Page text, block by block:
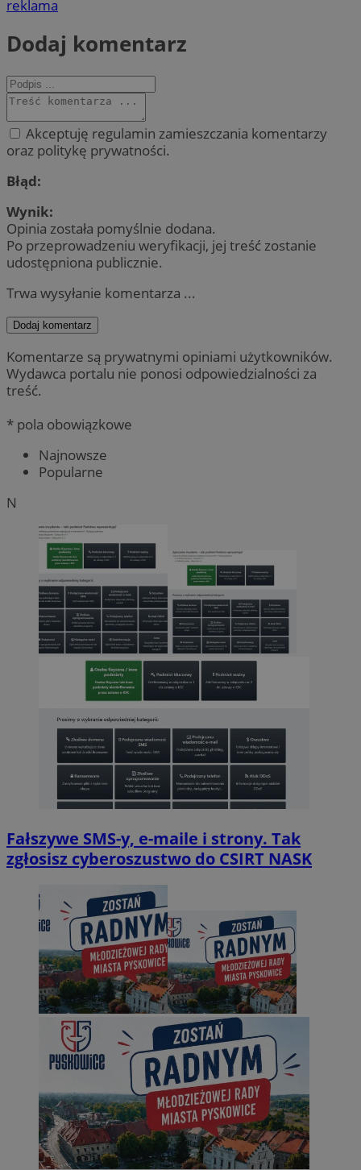
reklama
Dodaj komentarz
Akceptuję regulamin zamieszczania komentarzy
oraz politykę prywatności.
Błąd:
Wynik:
Opinia została pomyślnie dodana.
Po przeprowadzeniu weryfikacji, jej treść zostanie
udostępniona publicznie.
Trwa wysyłanie komentarza ...
Dodaj komentarz
Komentarze są prywatnymi opiniami użytkowników.
Wydawca portalu nie ponosi odpowiedzialności za
treść.
* pola obowiązkowe
Najnowsze
Popularne
N
Fałszywe SMS-y, e-maile i strony. Tak
zgłosisz cyberoszustwo do CSIRT NASK